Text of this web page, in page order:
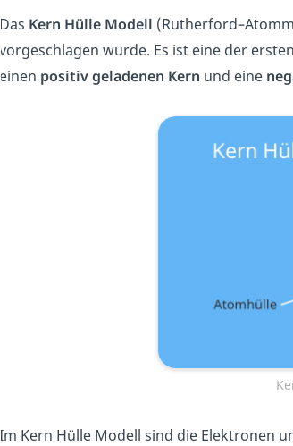
Das Kern Hülle Modell (Rutherford–At
vorgeschlagen wurde. Es isteine der
einen positiv geladenen Kern und eine
Im Kern Hülle Modell sind dieElektronen